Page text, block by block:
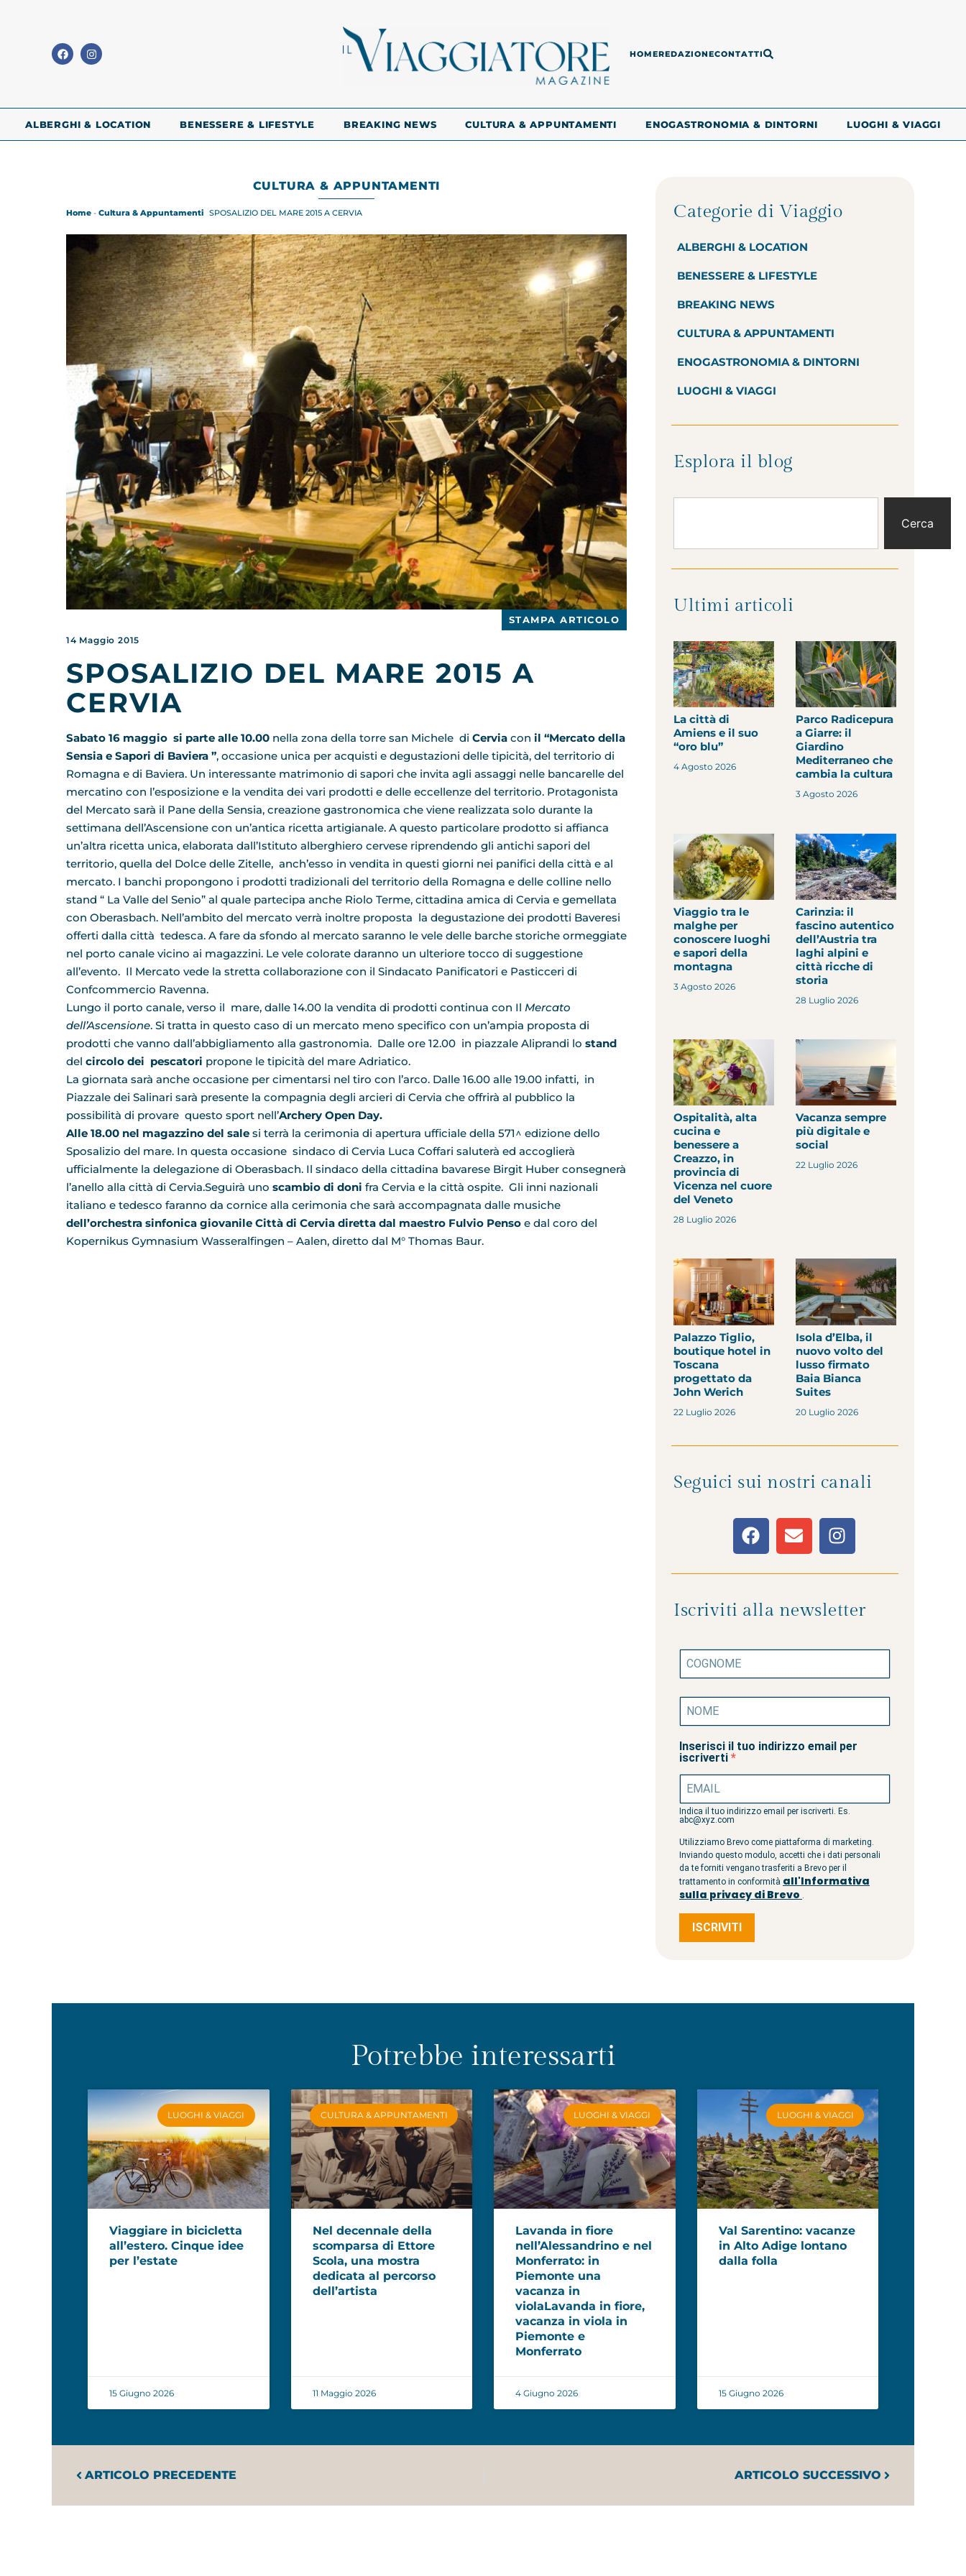
HOMEREDAZIONECONTATTI
ALBERGHI & LOCATION BENESSERE & LIFESTYLE BREAKING NEWS CULTURA & APPUNTAMENTI ENOGASTRONOMIA & DINTORNI LUOGHI & VIAGGI
CULTURA & APPUNTAMENTI
Home - Cultura & Appuntamenti SPOSALIZIO DEL MARE 2015 A CERVIA
STAMPA ARTICOLO
14 Maggio 2015
SPOSALIZIO DEL MARE 2015 A
CERVIA
Sabato 16 maggio si parte alle 10.00 nella zona della torre san Michele di Cervia con il “Mercato della
Sensia e Sapori di Baviera ”, occasione unica per acquisti e degustazioni delle tipicità, del territorio di
Romagna e di Baviera. Un interessante matrimonio di sapori che invita agli assaggi nelle bancarelle del
mercatino con l’esposizione e la vendita dei vari prodotti e delle eccellenze del territorio. Protagonista
del Mercato sarà il Pane della Sensia, creazione gastronomica che viene realizzata solo durante la
settimana dell’Ascensione con un’antica ricetta artigianale. A questo particolare prodotto si affianca
un’altra ricetta unica, elaborata dall’Istituto alberghiero cervese riprendendo gli antichi sapori del
territorio, quella del Dolce delle Zitelle, anch’esso in vendita in questi giorni nei panifici della città e al
mercato. I banchi propongono i prodotti tradizionali del territorio della Romagna e delle colline nello
stand “ La Valle del Senio” al quale partecipa anche Riolo Terme, cittadina amica di Cervia e gemellata
con Oberasbach. Nell’ambito del mercato verrà inoltre proposta la degustazione dei prodotti Baveresi
offerti dalla città tedesca. A fare da sfondo al mercato saranno le vele delle barche storiche ormeggiate
nel porto canale vicino ai magazzini. Le vele colorate daranno un ulteriore tocco di suggestione
all’evento. Il Mercato vede la stretta collaborazione con il Sindacato Panificatori e Pasticceri di
Confcommercio Ravenna.
Lungo il porto canale, verso il mare, dalle 14.00 la vendita di prodotti continua con Il Mercato
dell’Ascensione. Si tratta in questo caso di un mercato meno specifico con un’ampia proposta di
prodotti che vanno dall’abbigliamento alla gastronomia. Dalle ore 12.00 in piazzale Aliprandi lo stand
del circolo dei pescatori propone le tipicità del mare Adriatico.
La giornata sarà anche occasione per cimentarsi nel tiro con l’arco. Dalle 16.00 alle 19.00 infatti, in
Piazzale dei Salinari sarà presente la compagnia degli arcieri di Cervia che offrirà al pubblico la
possibilità di provare questo sport nell’Archery Open Day.
Alle 18.00 nel magazzino del sale si terrà la cerimonia di apertura ufficiale della 571^ edizione dello
Sposalizio del mare. In questa occasione sindaco di Cervia Luca Coffari saluterà ed accoglierà
ufficialmente la delegazione di Oberasbach. Il sindaco della cittadina bavarese Birgit Huber consegnerà
l’anello alla città di Cervia.Seguirà uno scambio di doni fra Cervia e la città ospite. Gli inni nazionali
italiano e tedesco faranno da cornice alla cerimonia che sarà accompagnata dalle musiche
dell’orchestra sinfonica giovanile Città di Cervia diretta dal maestro Fulvio Penso e dal coro del
Kopernikus Gymnasium Wasseralfingen – Aalen, diretto dal M° Thomas Baur.
Categorie di Viaggio
ALBERGHI & LOCATION
BENESSERE & LIFESTYLE
BREAKING NEWS
CULTURA & APPUNTAMENTI
ENOGASTRONOMIA & DINTORNI
LUOGHI & VIAGGI
Esplora il blog
Cerca
Ultimi articoli
La città di
Amiens e il suo
“oro blu”
4 Agosto 2026
Parco Radicepura
a Giarre: il
Giardino
Mediterraneo che
cambia la cultura
3 Agosto 2026
Viaggio tra le
malghe per
conoscere luoghi
e sapori della
montagna
3 Agosto 2026
Carinzia: il
fascino autentico
dell’Austria tra
laghi alpini e
città ricche di
storia
28 Luglio 2026
Ospitalità, alta
cucina e
benessere a
Creazzo, in
provincia di
Vicenza nel cuore
del Veneto
28 Luglio 2026
Vacanza sempre
più digitale e
social
22 Luglio 2026
Palazzo Tiglio,
boutique hotel in
Toscana
progettato da
John Werich
22 Luglio 2026
Isola d’Elba, il
nuovo volto del
lusso firmato
Baia Bianca
Suites
20 Luglio 2026
Seguici sui nostri canali
Iscriviti alla newsletter
Inserisci il tuo indirizzo email per
iscriverti
Indica il tuo indirizzo email per iscriverti. Es.
abc@xyz.com
Utilizziamo Brevo come piattaforma di marketing.
Inviando questo modulo, accetti che i dati personali
da te forniti vengano trasferiti a Brevo per il
trattamento in conformità all'Informativa
sulla privacy di Brevo
ISCRIVITI
Potrebbe interessarti
LUOGHI & VIAGGI
Viaggiare in bicicletta
all’estero. Cinque idee
per l’estate
15 Giugno 2026
CULTURA & APPUNTAMENTI
Nel decennale della
scomparsa di Ettore
Scola, una mostra
dedicata al percorso
dell’artista
11 Maggio 2026
LUOGHI & VIAGGI
Lavanda in fiore
nell’Alessandrino e nel
Monferrato: in
Piemonte una
vacanza in
violaLavanda in fiore,
vacanza in viola in
Piemonte e
Monferrato
4 Giugno 2026
LUOGHI & VIAGGI
Val Sarentino: vacanze
in Alto Adige lontano
dalla folla
15 Giugno 2026
ARTICOLO PRECEDENTE ARTICOLO SUCCESSIVO